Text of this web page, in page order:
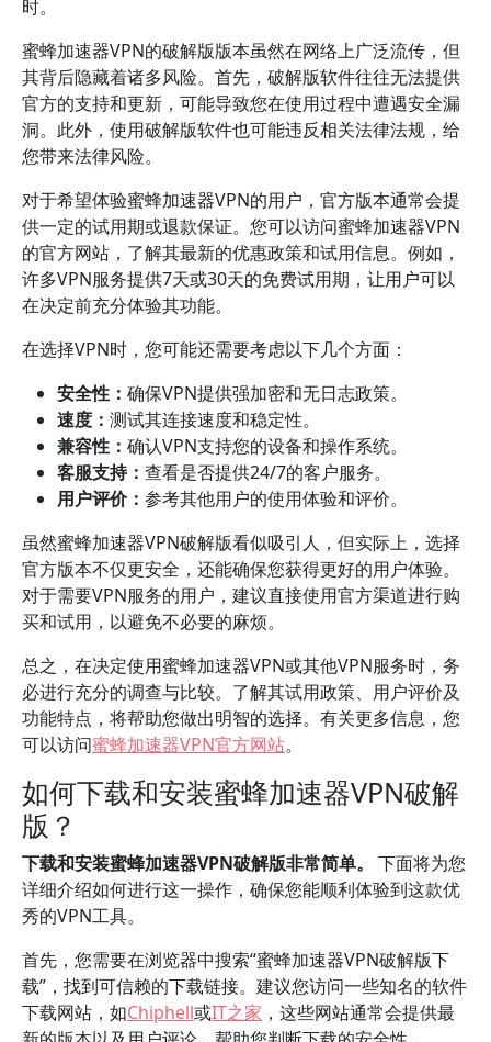
时。
蜜蜂加速器VPN的破解版版本虽然在网络上广泛流传，但
其背后隐藏着诸多风险。首先，破解版软件往往无法提供
官方的支持和更新，可能导致您在使用过程中遭遇安全漏
洞。此外，使用破解版软件也可能违反相关法律法规，给
您带来法律风险。
对于希望体验蜜蜂加速器VPN的用户，官方版本通常会提
供一定的试用期或退款保证。您可以访问蜜蜂加速器VPN
的官方网站，了解其最新的优惠政策和试用信息。例如，
许多VPN服务提供7天或30天的免费试用期，让用户可以
在决定前充分体验其功能。
在选择VPN时，您可能还需要考虑以下几个方面：
安全性： 确保VPN提供强加密和无日志政策。
速度： 测试其连接速度和稳定性。
兼容性： 确认VPN支持您的设备和操作系统。
客服支持： 查看是否提供24/7的客户服务。
用户评价： 参考其他用户的使用体验和评价。
虽然蜜蜂加速器VPN破解版看似吸引人，但实际上，选择
官方版本不仅更安全，还能确保您获得更好的用户体验。
对于需要VPN服务的用户，建议直接使用官方渠道进行购
买和试用，以避免不必要的麻烦。
总之，在决定使用蜜蜂加速器VPN或其他VPN服务时，务
必进行充分的调查与比较。了解其试用政策、用户评价及
功能特点，将帮助您做出明智的选择。有关更多信息，您
可以访问蜜蜂加速器VPN官方网站。
如何下载和安装蜜蜂加速器VPN破解
版？
下载和安装蜜蜂加速器VPN破解版非常简单。
下面将为您
详细介绍如何进行这一操作，确保您能顺利体验到这款优
秀的VPN工具。
首先，您需要在浏览器中搜索“蜜蜂加速器VPN破解版下
载”，找到可信赖的下载链接。建议您访问一些知名的软件
下载网站，如Chiphell或IT之家 ，这些网站通常会提供最